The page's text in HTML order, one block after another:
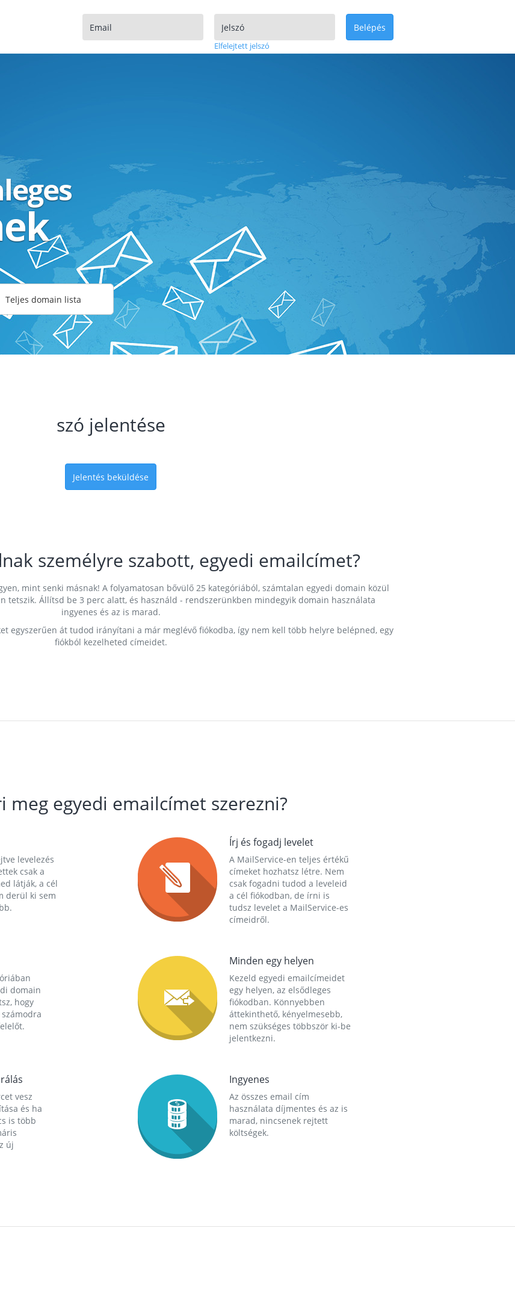
Elfelejtett jelszó
Belépés
Teljes domain lista
szó jelentése
Jelentés beküldése
személyre szabott, egyedi emailcímet?
mint senki másnak! A folyamatosan bővülő 25 kategóriából, számtalan egyedi domain közül
tetszik. Állítsd be 3 perc alatt, és használd - rendszerünkben mindegyik domain használata
ingyenes és az is marad.
egyszerűen át tudod irányítani a már meglévő fiókodba, így nem kell több helyre belépned, egy
fiókból kezelheted címeidet.
meg egyedi emailcímet szerezni?
levelezés
csak a
látják, a cél
derül ki sem
Írj és fogadj levelet
A MailService-en teljes értékű
címeket hozhatsz létre. Nem
csak fogadni tudod a leveleid
a cél fiókodban, de írni is
tudsz levelet a MailService-es
címeidről.
domain
hogy
Minden egy helyen
Kezeld egyedi emailcímeidet
egy helyen, az elsődleges
fiókodban. Könnyebben
áttekinthető, kényelmesebb,
nem szükséges többször ki-be
jelentkezni.
vesz
és ha
is több
új
Ingyenes
Az összes email cím
használata díjmentes és az is
marad, nincsenek rejtett
költségek.